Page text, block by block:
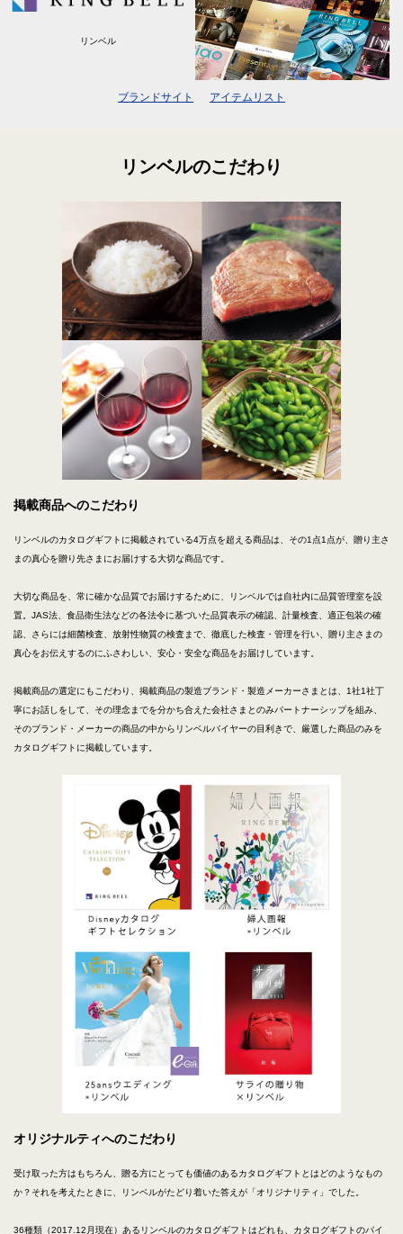
リンベル
ブランドサイト アイテムリスト
リンベルのこだわり
掲載商品へのこだわり
リンベルのカタログギフトに掲載されている4万点を超える商品は、その1点1点が、贈り主さ
まの真心を贈り先さまにお届けする大切な商品です。
大切な商品を、常に確かな品質でお届けするために、リンベルでは自社内に品質管理室を設
置。JAS法、食品衛生法などの各法令に基づいた品質表示の確認、計量検査、適正包装の確
認、さらには細菌検査、放射性物質の検査まで、徹底した検査・管理を行い、贈り主さまの
真心をお伝えするのにふさわしい、安心・安全な商品をお届けしています。
掲載商品の選定にもこだわり、掲載商品の製造ブランド・製造メーカーさまとは、1社1社丁
寧にお話しをして、その理念までを分かち合えた会社さまとのみパートナーシップを組み、
そのブランド・メーカーの商品の中からリンベルバイヤーの目利きで、厳選した商品のみを
カタログギフトに掲載しています。
オリジナルティへのこだわり
受け取った方はもちろん、贈る方にとっても価値のあるカタログギフトとはどのようなもの
か？それを考えたときに、リンベルがたどり着いた答えが「オリジナリティ」でした。
36種類（2017.12月現在）あるリンベルのカタログギフトはどれも、カタログギフトのパイ